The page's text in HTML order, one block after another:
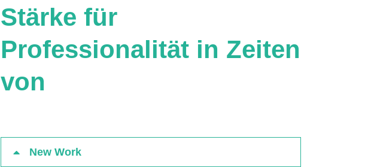
Stärke für
Professionalität in Zeiten
von
New Work